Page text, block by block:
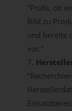
"Prüfe, ob
Bild zu
und bereite
vor."
7.